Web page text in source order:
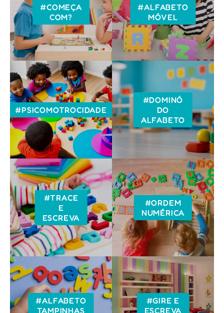
#COMEÇA
COM?
#ALFABETO
MÓVEL
#PSICOMOTROCIDADE
#DOMINÓ
DO
ALFABETO
#TRACE
E
ESCREVA
#ORDEM
NUMÉRICA
#ALFABETO
TAMPINHAS
#GIRE E
ESCREVA